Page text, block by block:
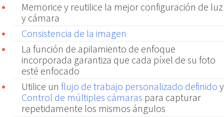
Memorice y reutilice la mejor configuración de luz
y cámara
Consistencia de la imagen
La función de apilamiento de enfoque
incorporada garantiza que cada píxel de su foto
esté enfocado
Utilice un flujo de trabajo personalizado definido y
Control de múltiples cámaras para capturar
repetidamente los mismos ángulos